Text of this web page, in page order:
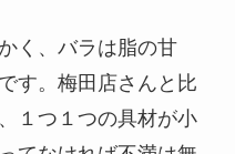
く、バラは脂の甘
す。梅田店さんと比
１つ１つの具材が小